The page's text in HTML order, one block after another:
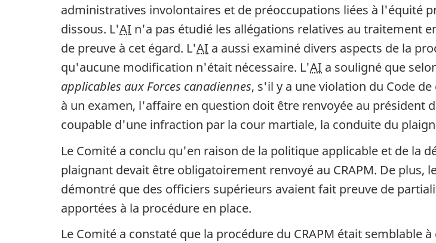
administratives involontaires et de préoccupations liées à l'équité
dissous. L'AI n'a pas étudié les allégations relatives au traitement
de preuve à cet égard. L'AI a aussi examiné divers aspects de la
qu'aucune modification n'était nécessaire. L'AI a souligné que
applicables aux Forces canadiennes, s'il y a une violation du Code
à un examen, l'affaire en question doit être renvoyée au président
coupable d'une infraction par la cour martiale, la conduite du
Le Comité a conclu qu'en raison de la politique applicable et de la
plaignant devait être obligatoirement renvoyé au CRAPM. De plus,
démontré que des officiers supérieurs avaient fait preuve de
apportées à la procédure en place.
Le Comité a constaté que la procédure du CRAPM était semblable